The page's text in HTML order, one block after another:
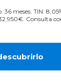
meses. TIN:
Consulta